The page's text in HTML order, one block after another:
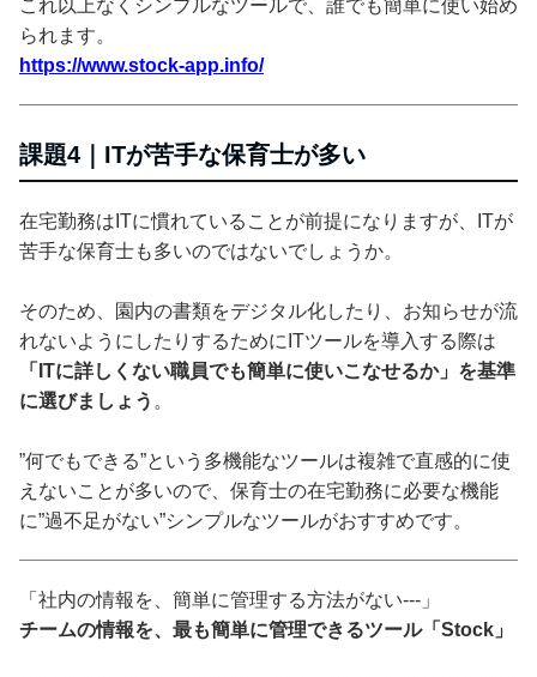
これ以上なくシンプルなツールで、誰でも簡単に使い始め
られます。
https://www.stock-app.info/
課題4｜ITが苦手な保育士が多い
在宅勤務はITに慣れていることが前提になりますが、ITが
苦手な保育士も多いのではないでしょうか。
そのため、園内の書類をデジタル化したり、お知らせが流
れないようにしたりするためにITツールを導入する際は
「ITに詳しくない職員でも簡単に使いこなせるか」を基準
に選びましょう 。
”何でもできる”という多機能なツールは複雑で直感的に使
えないことが多いので、保育士の在宅勤務に必要な機能
に”過不足がない”シンプルなツールがおすすめです。
「社内の情報を、簡単に管理する方法がない---」
チームの情報を、最も簡単に管理できるツール「Stock」